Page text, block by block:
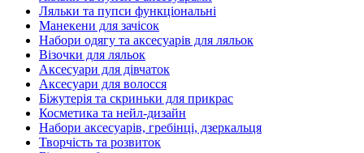
Ляльки та пупси функціональні
Манекени для зачісок
Набори одягу та аксесуарів для ляльок
Візочки для ляльок
Аксесуари для дівчаток
Аксесуари для волосся
Біжутерія та скриньки для прикрас
Косметика та нейл-дизайн
Набори аксесуарів, гребінці, дзеркальця
Творчість та розвиток